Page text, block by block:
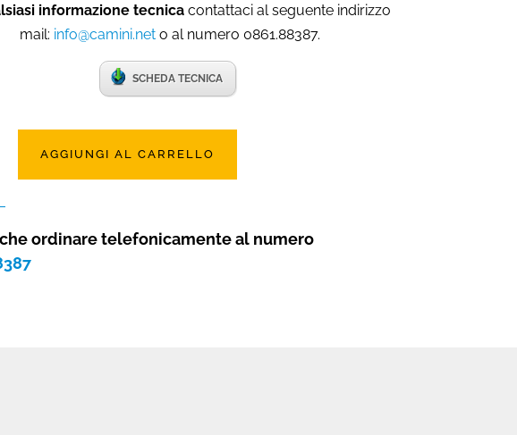
informazione tecnica contattaci al seguente indirizzo
mail: info@camini.neto al numero 0861.88387.
SCHEDA TECNICA
AGGIUNGI AL CARRELLO
ordinare telefonicamente al numero